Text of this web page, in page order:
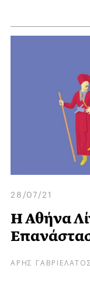
28/07/21
Η Αθήνα
ΑΡΗΣ ΓΑΒΡΙΕΛΑΤΟΣ